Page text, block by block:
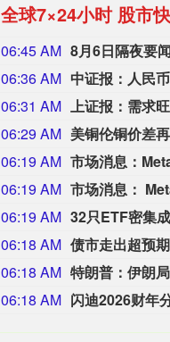
创业板指
全球7×24小时 股市
06:45 AM 8月6日隔夜要
06:36 AM
06:31 AM 上证报：需求
06:29 AM 美铜伦铜价差
06:19 AM
06:19 AM
06:19 AM 32只ETF密集
06:18 AM 债市走出超预
06:18 AM 特朗普：伊朗
06:18 AM 闪迪2026财年